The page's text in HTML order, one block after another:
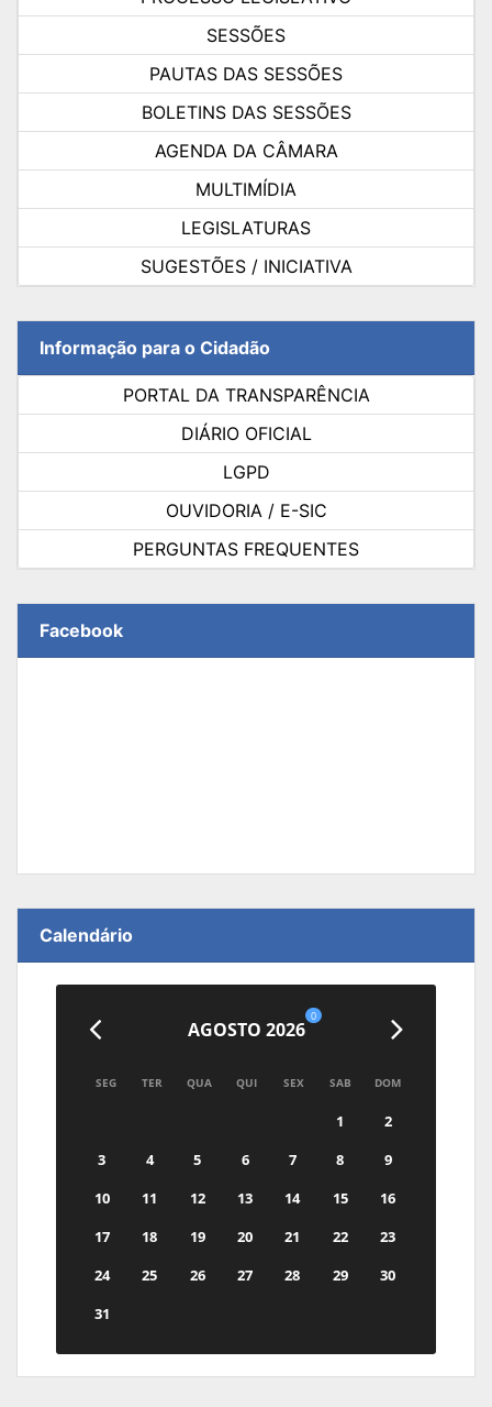
SESSÕES
PAUTAS DAS SESSÕES
BOLETINS DAS SESSÕES
AGENDA DA CÂMARA
MULTIMÍDIA
LEGISLATURAS
SUGESTÕES / INICIATIVA
Informação para o Cidadão
PORTAL DA TRANSPARÊNCIA
DIÁRIO OFICIAL
LGPD
OUVIDORIA / E-SIC
PERGUNTAS FREQUENTES
Facebook
Calendário
AGOSTO 2026
0
SEG TER QUA QUI SEX SAB DOM
1
2
3
4 5 6 7 8
9
10
11 12 13 14 15
16
17
18 19 20 21 22
23
24
25 26 27 28 29
30
31